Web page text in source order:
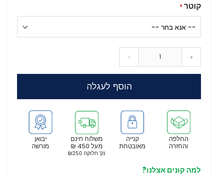
קוטר
- +
הוסף לעגלה
יבואן
מורשה
משלוח חינם
מעל 450 ₪
נק’ חלוקה ₪250
קנייה
מאובטחת
החלפה
והחזרה
למה קונים אצלנו?